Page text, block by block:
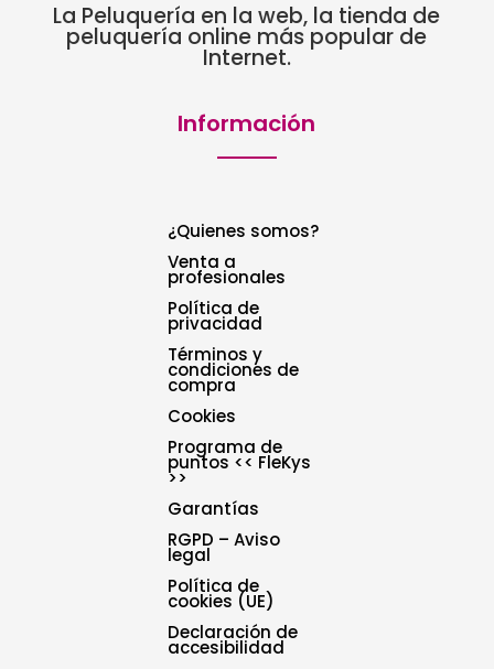
La Peluquería en la web, la tienda de
peluquería online más popular de
Internet.
Información
¿Quienes somos?
Venta a
profesionales
Política de
privacidad
Términos y
condiciones de
compra
Cookies
Programa de
puntos << FleKys
>>
Garantías
RGPD – Aviso
legal
Política de
cookies (UE)
Declaración de
accesibilidad